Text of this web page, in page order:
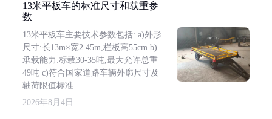
13米平板车的标准尺寸和载重参
数
13米平板车主要技术参数包括: a)外形
尺寸:长13m×宽2.45m,栏板高55cm b)
承载能力:标载30-35吨,最大允许总重
49吨 c)符合国家道路车辆外廓尺寸及
轴荷限值标准
2026年8月4日